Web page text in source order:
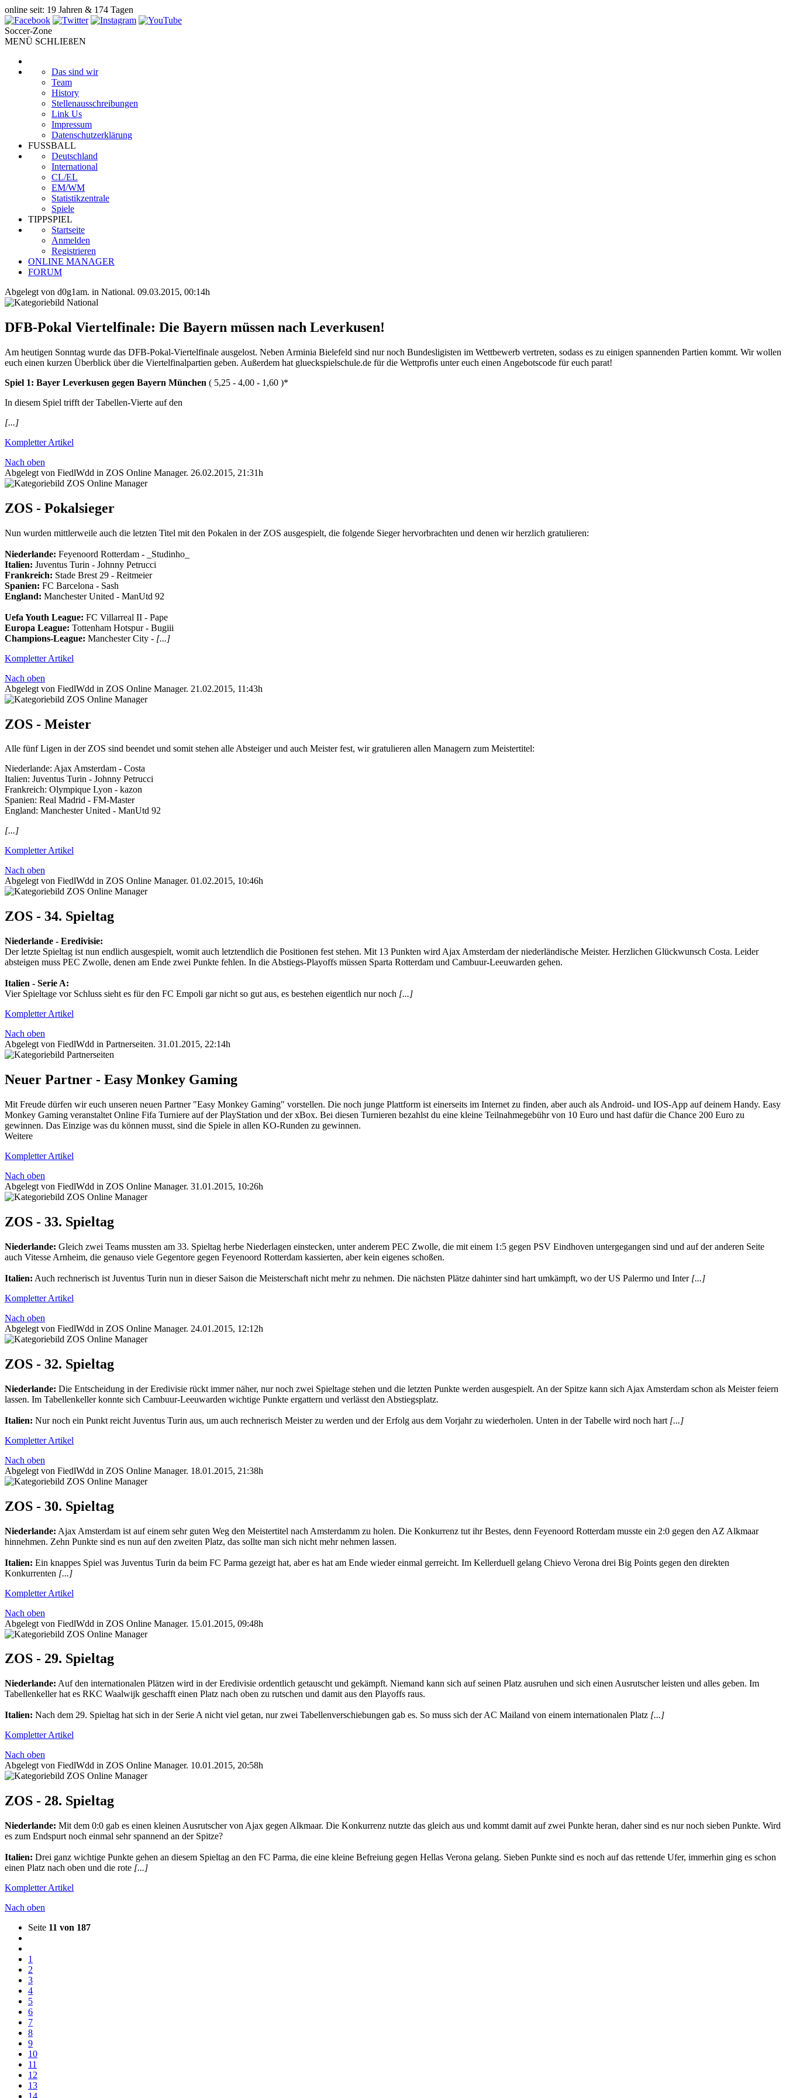
online seit: 19 Jahren & 174 Tagen
Soccer-Zone
MENÜ SCHLIEßEN
Das sind wir
Team
History
Stellenausschreibungen
Link Us
Impressum
Datenschutzerklärung
FUSSBALL
Deutschland
International
CL/EL
EM/WM
Statistikzentrale
Spiele
TIPPSPIEL
Startseite
Anmelden
Registrieren
ONLINE MANAGER
FORUM
Abgelegt von d0g1am. in National. 09.03.2015, 00:14h
DFB-Pokal Viertelfinale: Die Bayern müssen nach Leverkusen!
Am heutigen Sonntag wurde das DFB-Pokal-Viertelfinale ausgelost. Neben Arminia Bielefeld sind nur noch Bundesligisten im Wettbewerb vertreten, sodass es zu einigen spannenden Partien kommt. Wir wollen
euch einen kurzen Überblick über die Viertelfinalpartien geben. Außerdem hat glueckspielschule.de für die Wettprofis unter euch einen Angebotscode für euch parat!
Spiel 1: Bayer Leverkusen gegen Bayern München ( 5,25 - 4,00 - 1,60 )*
In diesem Spiel trifft der Tabellen-Vierte auf den
[...]
Kompletter Artikel
Nach oben
Abgelegt von FiedlWdd in ZOS Online Manager. 26.02.2015, 21:31h
ZOS - Pokalsieger
Nun wurden mittlerweile auch die letzten Titel mit den Pokalen in der ZOS ausgespielt, die folgende Sieger hervorbrachten und denen wir herzlich gratulieren:
Niederlande‬: Feyenoord Rotterdam - _Studinho_
Italien‬: Juventus Turin - Johnny Petrucci
Frankreich‬: Stade Brest 29 - Reitmeier
Spanien‬: FC Barcelona - Sash
England‬: Manchester United - ManUtd 92
Uefa Youth League: FC Villarreal II - Pape
Europa League: Tottenham Hotspur - Bugiii
Champions-League: Manchester City - [...]
Kompletter Artikel
Nach oben
Abgelegt von FiedlWdd in ZOS Online Manager. 21.02.2015, 11:43h
ZOS - Meister
Alle fünf Ligen in der ZOS sind beendet und somit stehen alle Absteiger und auch Meister fest, wir gratulieren allen Managern zum Meistertitel:
Niederlande‬: Ajax Amsterdam - Costa
Italien‬: Juventus Turin - Johnny Petrucci
Frankreich‬: Olympique Lyon - kazon
Spanien‬: Real Madrid - FM-Master
England‬: Manchester United - ManUtd 92
[...]
Kompletter Artikel
Nach oben
Abgelegt von FiedlWdd in ZOS Online Manager. 01.02.2015, 10:46h
ZOS - 34. Spieltag
Niederlande - Eredivisie:
Der letzte Spieltag ist nun endlich ausgespielt, womit auch letztendlich die Positionen fest stehen. Mit 13 Punkten wird Ajax Amsterdam der niederländische Meister. Herzlichen Glückwunsch Costa. Leider
absteigen muss PEC Zwolle, denen am Ende zwei Punkte fehlen. In die Abstiegs-Playoffs müssen Sparta Rotterdam und Cambuur-Leeuwarden gehen.
Italien - Serie A:
Vier Spieltage vor Schluss sieht es für den FC Empoli gar nicht so gut aus, es bestehen eigentlich nur noch [...]
Kompletter Artikel
Nach oben
Abgelegt von FiedlWdd in Partnerseiten. 31.01.2015, 22:14h
Neuer Partner - Easy Monkey Gaming
Mit Freude dürfen wir euch unseren neuen Partner "Easy Monkey Gaming" vorstellen. Die noch junge Plattform ist einerseits im Internet zu finden, aber auch als Android- und IOS-App auf deinem Handy. Easy
Monkey Gaming veranstaltet Online Fifa Turniere auf der PlayStation und der xBox. Bei diesen Turnieren bezahlst du eine kleine Teilnahmegebühr von 10 Euro und hast dafür die Chance 200 Euro zu
gewinnen. Das Einzige was du können musst, sind die Spiele in allen KO-Runden zu gewinnen.
Weitere
Kompletter Artikel
Nach oben
Abgelegt von FiedlWdd in ZOS Online Manager. 31.01.2015, 10:26h
ZOS - 33. Spieltag
Niederlande: Gleich zwei Teams mussten am 33. Spieltag herbe Niederlagen einstecken, unter anderem PEC Zwolle, die mit einem 1:5 gegen PSV Eindhoven untergegangen sind und auf der anderen Seite
auch Vitesse Arnheim, die genauso viele Gegentore gegen Feyenoord Rotterdam kassierten, aber kein eigenes schoßen.
Italien: Auch rechnerisch ist Juventus Turin nun in dieser Saison die Meisterschaft nicht mehr zu nehmen. Die nächsten Plätze dahinter sind hart umkämpft, wo der US Palermo und Inter [...]
Kompletter Artikel
Nach oben
Abgelegt von FiedlWdd in ZOS Online Manager. 24.01.2015, 12:12h
ZOS - 32. Spieltag
Niederlande: Die Entscheidung in der Eredivisie rückt immer näher, nur noch zwei Spieltage stehen und die letzten Punkte werden ausgespielt. An der Spitze kann sich Ajax Amsterdam schon als Meister feiern
lassen. Im Tabellenkeller konnte sich Cambuur-Leeuwarden wichtige Punkte ergattern und verlässt den Abstiegsplatz.
Italien: Nur noch ein Punkt reicht Juventus Turin aus, um auch rechnerisch Meister zu werden und der Erfolg aus dem Vorjahr zu wiederholen. Unten in der Tabelle wird noch hart [...]
Kompletter Artikel
Nach oben
Abgelegt von FiedlWdd in ZOS Online Manager. 18.01.2015, 21:38h
ZOS - 30. Spieltag
Niederlande: Ajax Amsterdam ist auf einem sehr guten Weg den Meistertitel nach Amsterdamm zu holen. Die Konkurrenz tut ihr Bestes, denn Feyenoord Rotterdam musste ein 2:0 gegen den AZ Alkmaar
hinnehmen. Zehn Punkte sind es nun auf den zweiten Platz, das sollte man sich nicht mehr nehmen lassen.
Italien: Ein knappes Spiel was Juventus Turin da beim FC Parma gezeigt hat, aber es hat am Ende wieder einmal gerreicht. Im Kellerduell gelang Chievo Verona drei Big Points gegen den direkten
Konkurrenten [...]
Kompletter Artikel
Nach oben
Abgelegt von FiedlWdd in ZOS Online Manager. 15.01.2015, 09:48h
ZOS - 29. Spieltag
Niederlande: Auf den internationalen Plätzen wird in der Eredivisie ordentlich getauscht und gekämpft. Niemand kann sich auf seinen Platz ausruhen und sich einen Ausrutscher leisten und alles geben. Im
Tabellenkeller hat es RKC Waalwijk geschafft einen Platz nach oben zu rutschen und damit aus den Playoffs raus.
Italien: Nach dem 29. Spieltag hat sich in der Serie A nicht viel getan, nur zwei Tabellenverschiebungen gab es. So muss sich der AC Mailand von einem internationalen Platz [...]
Kompletter Artikel
Nach oben
Abgelegt von FiedlWdd in ZOS Online Manager. 10.01.2015, 20:58h
ZOS - 28. Spieltag
Niederlande: Mit dem 0:0 gab es einen kleinen Ausrutscher von Ajax gegen Alkmaar. Die Konkurrenz nutzte das gleich aus und kommt damit auf zwei Punkte heran, daher sind es nur noch sieben Punkte. Wird
es zum Endspurt noch einmal sehr spannend an der Spitze?
Italien: Drei ganz wichtige Punkte gehen an diesem Spieltag an den FC Parma, die eine kleine Befreiung gegen Hellas Verona gelang. Sieben Punkte sind es noch auf das rettende Ufer, immerhin ging es schon
einen Platz nach oben und die rote [...]
Kompletter Artikel
Nach oben
Seite 11 von 187
1
2
3
4
5
6
7
8
9
10
11
12
13